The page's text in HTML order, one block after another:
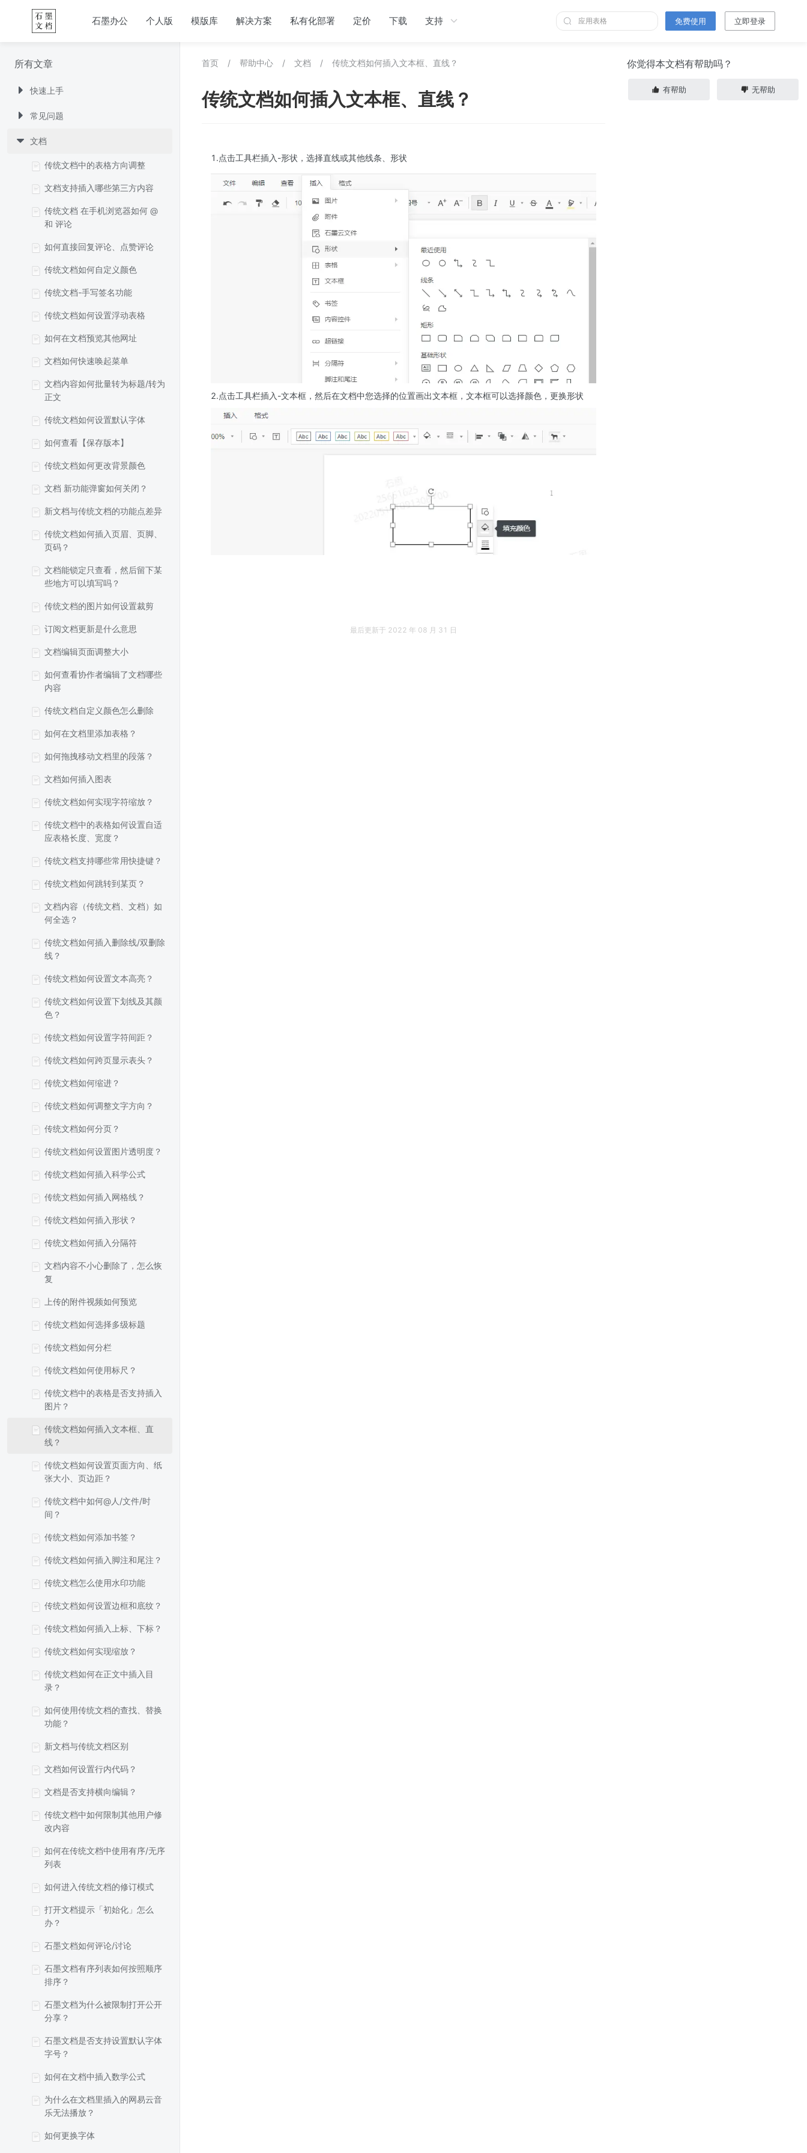
石墨办公 个人版 模版库 解决方案 私有化部署 定价 下载 支持 免费使用 立即登录
所有文章
快速上手
常见问题
文档
传统文档中的表格方向调整
文档支持插入哪些第三方内容
传统文档 在手机浏览器如何 @
和 评论
如何直接回复评论、点赞评论
传统文档如何自定义颜色
传统文档-手写签名功能
传统文档如何设置浮动表格
如何在文档预览其他网址
文档如何快速唤起菜单
文档内容如何批量转为标题/转为
正文
传统文档如何设置默认字体
如何查看【保存版本】
传统文档如何更改背景颜色
文档 新功能弹窗如何关闭？
新文档与传统文档的功能点差异
传统文档如何插入页眉、页脚、
页码？
文档能锁定只查看，然后留下某
些地方可以填写吗？
传统文档的图片如何设置裁剪
订阅文档更新是什么意思
文档编辑页面调整大小
如何查看协作者编辑了文档哪些
内容
传统文档自定义颜色怎么删除
如何在文档里添加表格？
如何拖拽移动文档里的段落？
文档如何插入图表
传统文档如何实现字符缩放？
传统文档中的表格如何设置自适
应表格长度、宽度？
传统文档支持哪些常用快捷键？
传统文档如何跳转到某页？
文档内容（传统文档、文档）如
何全选？
传统文档如何插入删除线/双删除
线？
传统文档如何设置文本高亮？
传统文档如何设置下划线及其颜
色？
传统文档如何设置字符间距？
传统文档如何跨页显示表头？
传统文档如何缩进？
传统文档如何调整文字方向？
传统文档如何分页？
传统文档如何设置图片透明度？
传统文档如何插入科学公式
传统文档如何插入网格线？
传统文档如何插入形状？
传统文档如何插入分隔符
文档内容不小心删除了，怎么恢
复
上传的附件视频如何预览
传统文档如何选择多级标题
传统文档如何分栏
传统文档如何使用标尺？
传统文档中的表格是否支持插入
图片？
传统文档如何插入文本框、直
线？
传统文档如何设置页面方向、纸
张大小、页边距？
传统文档中如何@人/文件/时
间？
传统文档如何添加书签？
传统文档如何插入脚注和尾注？
传统文档怎么使用水印功能
传统文档如何设置边框和底纹？
传统文档如何插入上标、下标？
传统文档如何实现缩放？
传统文档如何在正文中插入目
录？
如何使用传统文档的查找、替换
功能？
新文档与传统文档区别
文档如何设置行内代码？
文档是否支持横向编辑？
传统文档中如何限制其他用户修
改内容
如何在传统文档中使用有序/无序
列表
如何进入传统文档的修订模式
打开文档提示「初始化」怎么
办？
石墨文档如何评论/讨论
石墨文档有序列表如何按照顺序
排序？
石墨文档为什么被限制打开公开
分享？
石墨文档是否支持设置默认字体
字号？
如何在文档中插入数学公式
为什么在文档里插入的网易云音
乐无法播放？
如何更换字体
首页 / 帮助中心 / 文档 / 传统文档如何插入文本框、直线？
传统文档如何插入文本框、直线？
1.点击工具栏插入-形状，选择直线或其他线条、形状
2.点击工具栏插入-文本框，然后在文档中您选择的位置画出文本框，文本框可以选择颜色，更换形状
最后更新于 2022 年 08 月 31 日
你觉得本文档有帮助吗？
有帮助 无帮助